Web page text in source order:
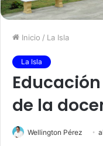
Inicio / La Isla
La Isla
de la
Wellington Pérez